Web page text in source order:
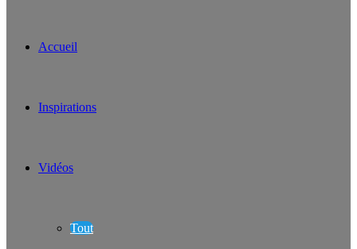
Accueil
Inspirations
Vidéos
Tout